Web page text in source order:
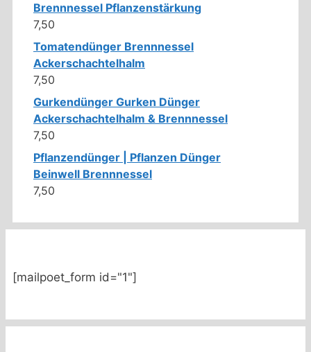
Brennnessel Pflanzenstärkung
7,50
Tomatendünger Brennnessel
Ackerschachtelhalm
7,50
Gurkendünger Gurken Dünger
Ackerschachtelhalm & Brennnessel
7,50
Pflanzendünger | Pflanzen Dünger
Beinwell Brennnessel
7,50
[mailpoet_form id="1"]